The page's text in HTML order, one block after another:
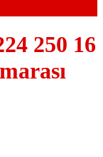
250 16